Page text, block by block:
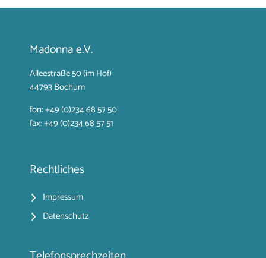
Madonna e.V.
Alleestraße 50 (im Hof)
44793 Bochum
fon: +49 (0)234 68 57 50
fax: +49 (0)234 68 57 51
Rechtliches
Impressum
Datenschutz